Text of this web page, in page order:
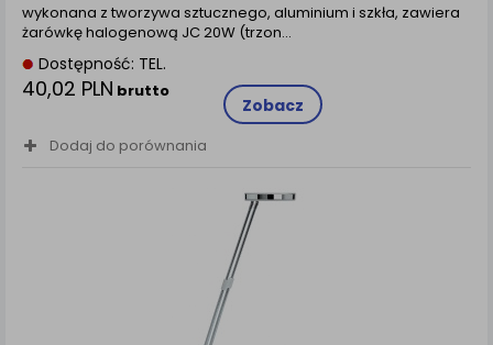
wykonana z tworzywa sztucznego, aluminium i szkła, zawiera
żarówkę halogenową JC 20W (trzon...
Dostępność: TEL.
40,02 PLN brutto
Zobacz
Dodaj do porównania
Klauzula Informacyjna (rozwiń)
Lista Zaufanych Partnerów (rozwiń)